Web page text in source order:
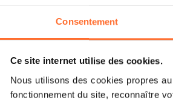
Consentement
Ce site internet utilise des cookies.
Nous utilisons des cookies propres
fonctionnement du site, reconnaître